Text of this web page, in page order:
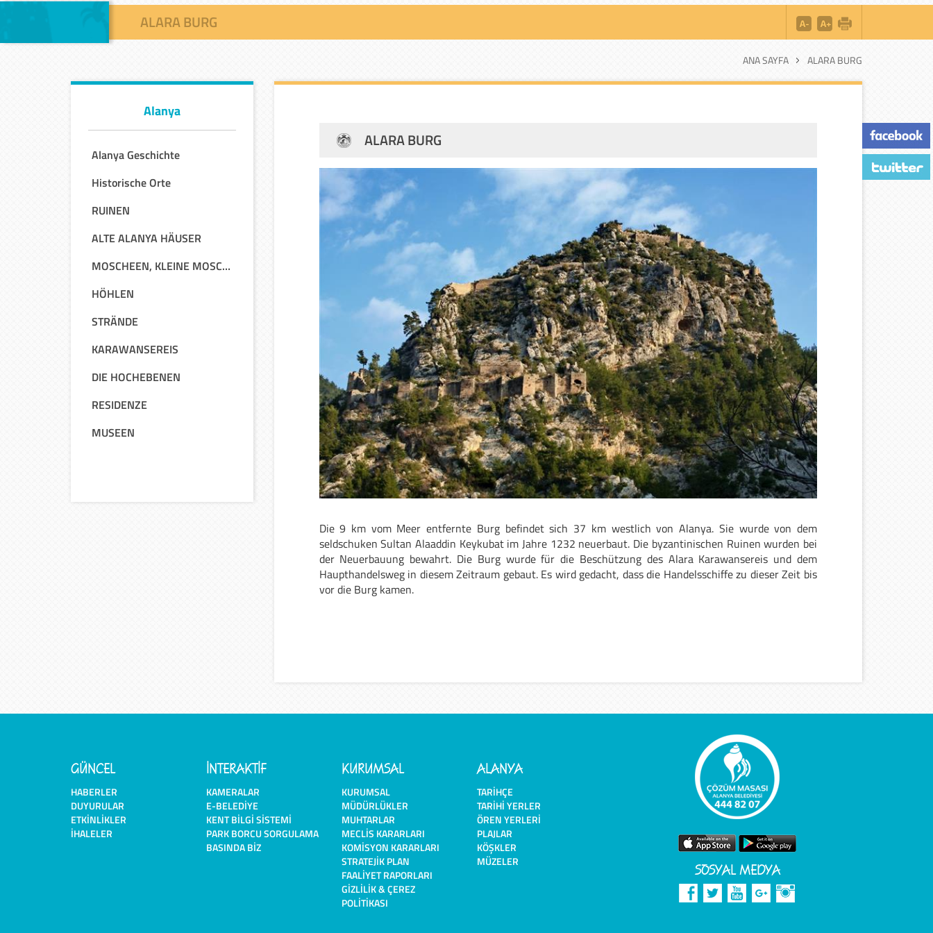
ALARA BURG
ANA SAYFA ALARA BURG
Alanya
Alanya Geschichte
Historische Orte
RUINEN
ALTE ALANYA HÄUSER
MOSCHEEN, KLEINE MOSCHEEN UND KIRCHEN
HÖHLEN
STRÄNDE
KARAWANSEREIS
DIE HOCHEBENEN
RESIDENZE
MUSEEN
ALARA BURG
Die 9 km vom Meer entfernte Burg befindet sich 37 km westlich von Alanya. Sie wurde von dem
seldschuken Sultan Alaaddin Keykubat im Jahre 1232 neuerbaut. Die byzantinischen Ruinen wurden bei
der Neuerbauung bewahrt. Die Burg wurde für die Beschützung des Alara Karawansereis und dem
Haupthandelsweg in diesem Zeitraum gebaut. Es wird gedacht, dass die Handelsschiffe zu dieser Zeit bis
vor die Burg kamen.
GÜNCEL
HABERLER
DUYURULAR
ETKINLIKLER
İHALELER
İNTERAKTİF
KAMERALAR
E-BELEDIYE
KENT BILGI SISTEMI
PARK BORCU SORGULAMA
BASINDA BIZ
KURUMSAL
KURUMSAL
MÜDÜRLÜKLER
MUHTARLAR
MECLIS KARARLARI
KOMISYON KARARLARI
STRATEJIK PLAN
FAALIYET RAPORLARI
GIZLILIK & ÇEREZ
POLITIKASI
ALANYA
TARIHÇE
TARIHI YERLER
ÖREN YERLERI
PLAJLAR
KÖŞKLER
MÜZELER
SOSYAL MEDYA